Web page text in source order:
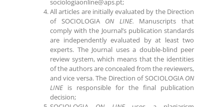
sociologiaonline@aps.pt;
All articles are initially evaluated by the Direction
of SOCIOLOGIA ON LINE. Manuscripts that
comply with the Journal’s publication standards
are independently evaluated by at least two
experts. The Journal uses a double-blind peer
review system, which means that the identities
of the authors are concealed from the reviewers,
and vice versa. The Direction of SOCIOLOGIA ON
LINE is responsible for the final publication
decision;